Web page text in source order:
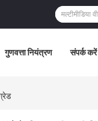
गुणवत्ता नियंत्रण संपर्क करें